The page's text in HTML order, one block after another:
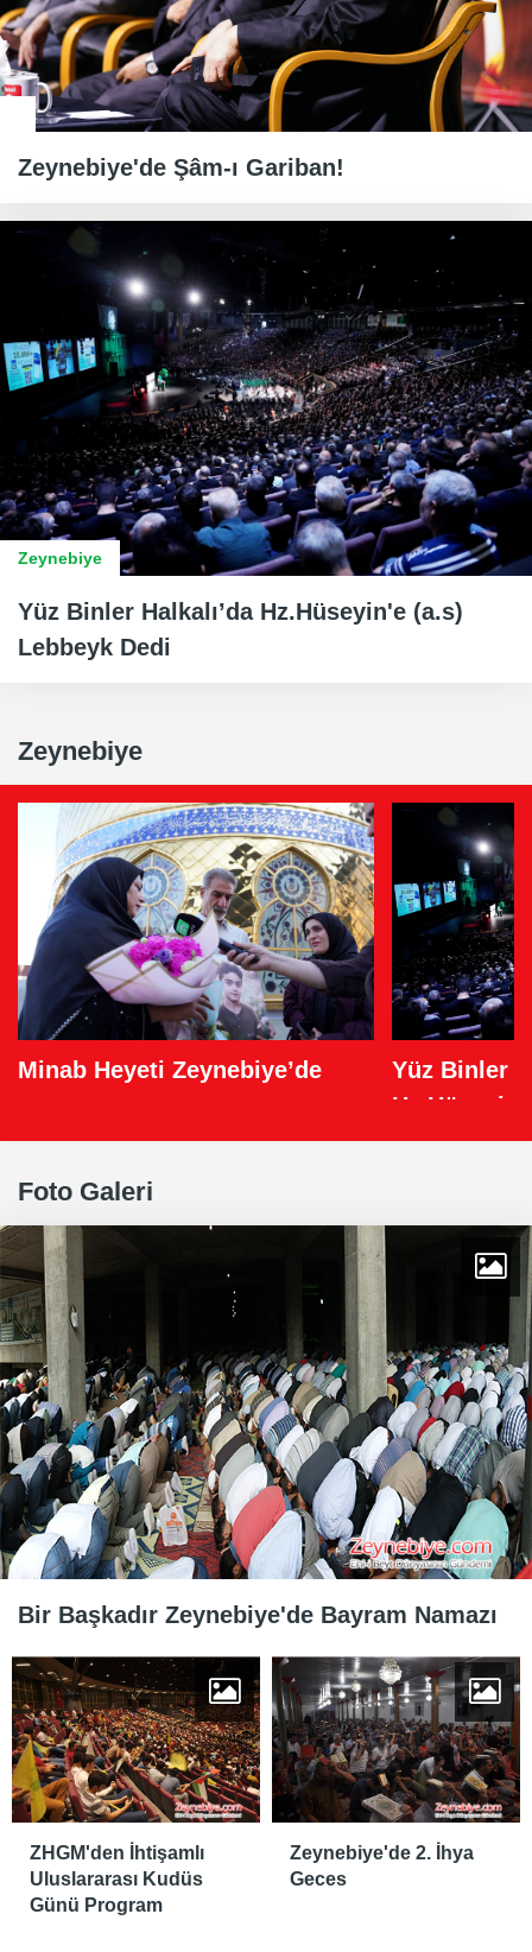
Zeynebiye'de Şâm-ı Gariban!
Zeynebiye
Yüz Binler Halkalı’da Hz.Hüseyin'e (a.s)
Lebbeyk Dedi
Zeynebiye
Minab Heyeti Zeynebiye’de
Yüz Binler
Dedi
Foto Galeri
Bir Başkadır Zeynebiye'de Bayram Namazı
ZHGM'den İhtişamlı
Uluslararası Kudüs
Günü Program
Zeynebiye'de 2. İhya
Geces